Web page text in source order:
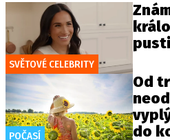
SVĚTOVÉ CELEBRITY
POČASÍ
Od
do